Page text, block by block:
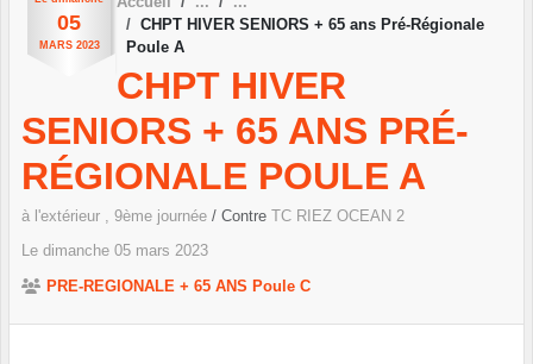
05
MARS 2023
CHPT HIVER SENIORS + 65 ans Pré-Régionale
Poule A
CHPT HIVER
SENIORS + 65 ANS PRÉ-
RÉGIONALE POULE A
à l'extérieur , 9ème journée / Contre TC RIEZ OCEAN 2
Le dimanche 05 mars 2023
PRE-REGIONALE + 65 ANS Poule C